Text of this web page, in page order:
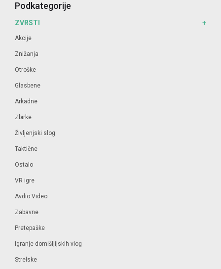
Podkategorije
ZVRSTI
Akcije
Znižanja
Otroške
Glasbene
Arkadne
Zbirke
Življenjski slog
Taktične
Ostalo
VR igre
Avdio Video
Zabavne
Pretepaške
Igranje domišljijskih vlog
Strelske